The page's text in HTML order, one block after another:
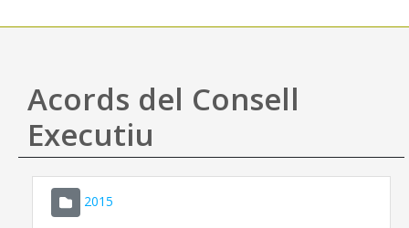
Utilitats
Ajuda
Acords del Consell
Executiu
2015